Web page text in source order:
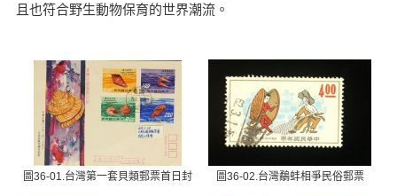
且也符合野生動物保育的世界潮流。
圖36-01.台灣第一套貝類郵票首日封 圖36-02.台灣鷸蚌相爭民俗郵票